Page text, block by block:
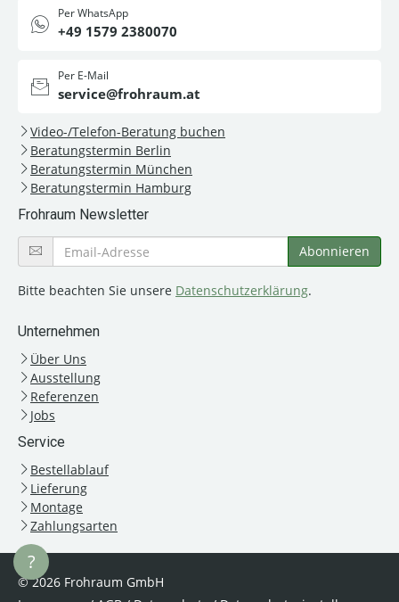
Per WhatsApp
+49 1579 2380070
Per E-Mail
service@frohraum.at
Video-/Telefon-Beratung buchen
Beratungstermin Berlin
Beratungstermin München
Beratungstermin Hamburg
Frohraum Newsletter
Bitte beachten Sie unsere Datenschutzerklärung.
Unternehmen
Über Uns
Ausstellung
Referenzen
Jobs
Service
Bestellablauf
Lieferung
Montage
Zahlungsarten
© 2026 Frohraum GmbH
?